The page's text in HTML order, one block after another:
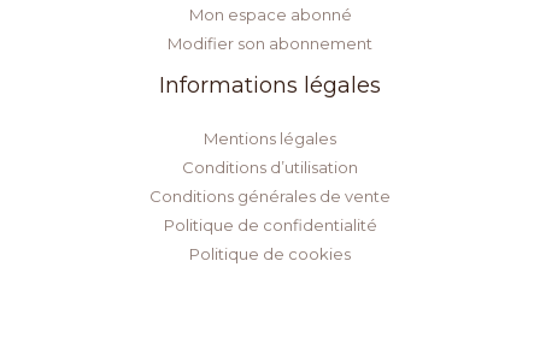
Mon espace abonné
Modifier son abonnement
Informations légales
Mentions légales
Conditions d’utilisation
Conditions générales de vente
Politique de confidentialité
Politique de cookies